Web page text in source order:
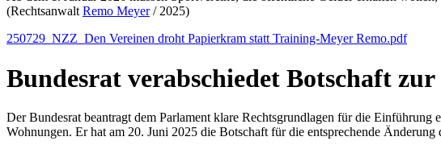
(Rechtsanwalt Remo Meyer/ 2025)
250729_NZZ_Den Vereinen droht Papierkram statt Training-Meyer Remo.pdf
Bundesrat verabschiedet Botschaft
Der Bundesrat beantragt dem Parlament klare Rechtsgrundlagen für die
Wohnungen. Er hat am 20. Juni 2025 die Botschaft für die entsprechende